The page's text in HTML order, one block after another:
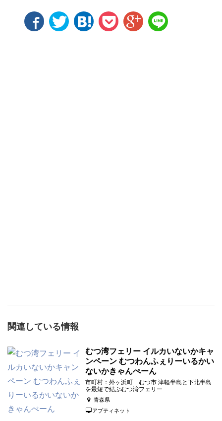
関連している情報
むつ湾フェリー イルカいないかキャ
ンペーン むつわんふぇりーいるかい
ないかきゃんぺーん
市町村：外ヶ浜町 むつ市 津軽半島と下北半島
を最短で結ぶむつ湾フェリー
青森県
アプティネット